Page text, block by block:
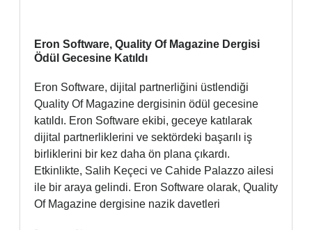
Eron Software, Quality Of Magazine Dergisi
Ödül Gecesine Katıldı
Eron Software, dijital partnerliğini üstlendiği
Quality Of Magazine dergisinin ödül gecesine
katıldı. Eron Software ekibi, geceye katılarak
dijital partnerliklerini ve sektördeki başarılı iş
birliklerini bir kez daha ön plana çıkardı.
Etkinlikte, Salih Keçeci ve Cahide Palazzo ailesi
ile bir araya gelindi. Eron Software olarak, Quality
Of Magazine dergisine nazik davetleri